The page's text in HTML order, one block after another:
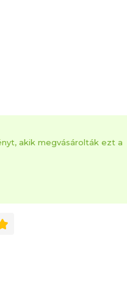
akik megvásárolták ezt a